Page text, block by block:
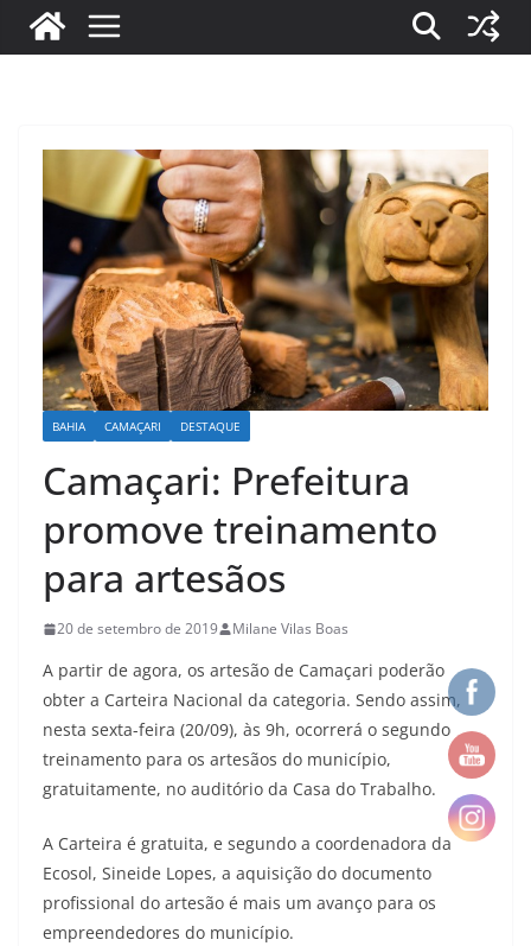
BAHIA CAMAÇARI DESTAQUE
Camaçari: Prefeitura
promove treinamento
para artesãos
20 de setembro de 2019 Milane Vilas Boas
A partir de agora, os artesão de Camaçari poderão
obter a Carteira Nacional da categoria. Sendo assim,
nesta sexta-feira (20/09), às 9h, ocorrerá o segundo
treinamento para os artesãos do município,
gratuitamente, no auditório da Casa do Trabalho.
A Carteira é gratuita, e segundo a coordenadora da
Ecosol, Sineide Lopes, a aquisição do documento
profissional do artesão é mais um avanço para os
empreendedores do município.